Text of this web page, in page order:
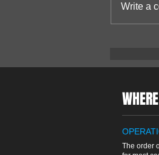
FREZE
Write a
The order